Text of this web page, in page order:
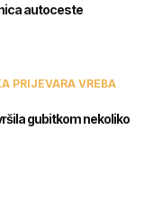
autoceste
PRIJEVARA VREBA
gubitkom nekoliko